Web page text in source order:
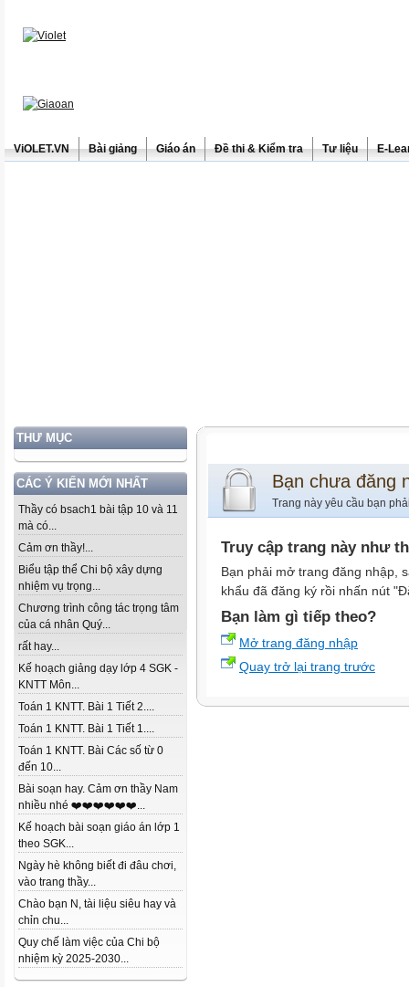
ViOLET.VN Bài giảng Giáo án Đề thi & Kiểm tra Tư liệu E-
THƯ MỤC
CÁC Ý KIẾN MỚI NHẤT
Thầy có bsach1 bài tập 10 và 11
mà có...
Cảm ơn thầy!...
Biểu tập thể Chi bộ xây dựng
nhiệm vụ trọng...
Chương trình công tác trọng tâm
của cá nhân Quý...
rất hay...
Kế hoạch giảng dạy lớp 4 SGK -
KNTT Môn...
Toán 1 KNTT. Bài 1 Tiết 2....
Toán 1 KNTT. Bài 1 Tiết 1....
Toán 1 KNTT. Bài Các số từ 0
đến 10...
Bài soạn hay. Cảm ơn thầy Nam
nhiều nhé ❤️❤️❤️❤️❤️❤️...
Kế hoạch bài soạn giáo án lớp 1
theo SGK...
Ngày hè không biết đi đâu chơi,
vào trang thầy...
Chào bạn N, tài liệu siêu hay và
chỉn chu...
Quy chế làm việc của Chi bộ
nhiệm kỳ 2025-2030...
Bạn chưa đăng
Trang này yêu cầu bạn
Truy cập trang này như
Bạn phải mở trang đăng nhập,
khẩu đã đăng ký rồi nhấn nút
Bạn làm gì tiếp theo?
Mở trang đăng nhập
Quay trở lại trang trước